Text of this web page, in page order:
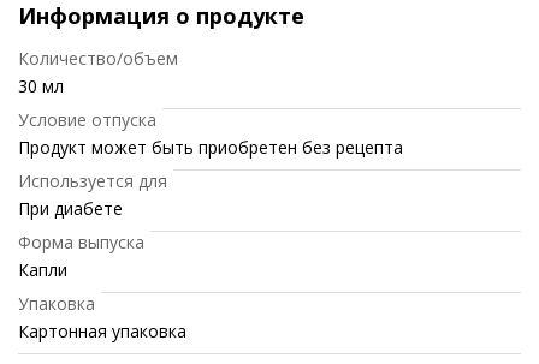
Информация о продукте
Количество/объем
30 мл
Условие отпуска
Продукт может быть приобретен без рецепта
Используется для
При диабете
Форма выпуска
Капли
Упаковка
Картонная упаковка